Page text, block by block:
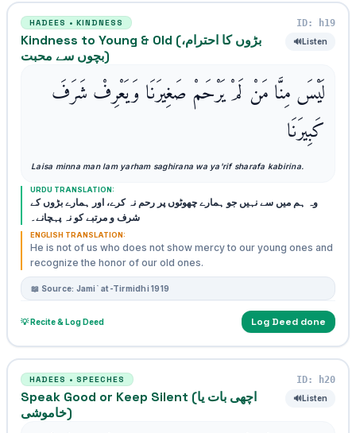
HADEES • KINDNESS ID: h19
Kindness to Young & Old (بڑوں کا احترام،
بچوں سے محبت)
🔊Listen
لَيْسَ مِنَّا مَنْ لَمْ يَرْحَمْ صَغِيرَنَا وَيَعْرِفْ شَرَفَ
كَبِيرَنَا
Laisa minna man lam yarham saghirana wa ya'rif sharafa kabirina.
URDU TRANSLATION:
وہ ہم میں سے نہیں جو ہمارے چھوٹوں پر رحم نہ کرے، اور ہمارے بڑوں کے
شرف و مرتبے کو نہ پہچانے۔
ENGLISH TRANSLATION:
He is not of us who does not show mercy to our young ones and
recognize the honor of our old ones.
📖 Source: Jami` at-Tirmidhi 1919
💡 Recite & Log Deed Log Deed done
HADEES • SPEECHES ID: h20
Speak Good or Keep Silent (اچھی بات یا
خاموشی)
🔊Listen